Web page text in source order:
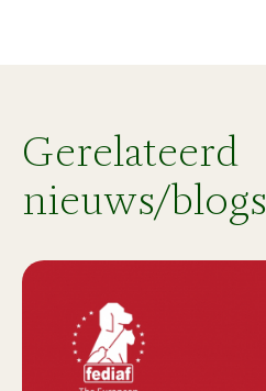
Gerelateerd
nieuws/blogs